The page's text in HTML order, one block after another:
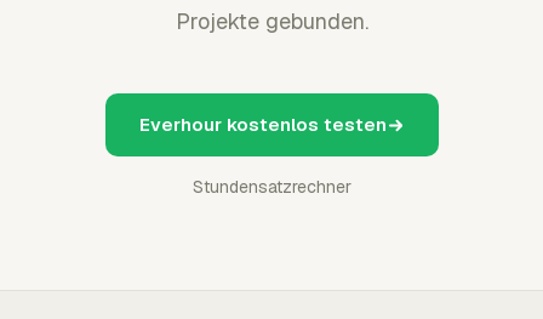
Projekte gebunden.
Everhour kostenlos testen
Stundensatzrechner